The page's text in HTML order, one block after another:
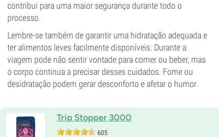
contribui para uma maior segurança durante todo o
processo.
Lembre-se também de garantir uma hidratação adequada e
ter alimentos leves facilmente disponíveis. Durante a
viagem pode não sentir vontade para comer ou beber, mas
o corpo continua a precisar desses cuidados. Fome ou
desidratação podem gerar desconforto e afetar o humor.
Trip Stopper 3000
605